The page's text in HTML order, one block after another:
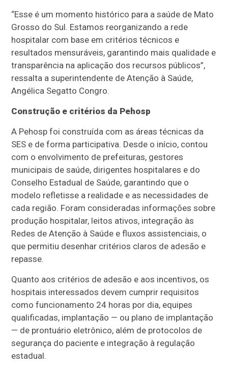
“Esse é um momento histórico para a saúde de Mato
Grosso do Sul. Estamos reorganizando a rede
hospitalar com base em critérios técnicos e
resultados mensuráveis, garantindo mais qualidade e
transparência na aplicação dos recursos públicos”,
ressalta a superintendente de Atenção à Saúde,
Angélica Segatto Congro.
Construção e critérios da Pehosp
A Pehosp foi construída com as áreas técnicas da
SES e de forma participativa. Desde o início, contou
com o envolvimento de prefeituras, gestores
municipais de saúde, dirigentes hospitalares e do
Conselho Estadual de Saúde, garantindo que o
modelo refletisse a realidade e as necessidades de
cada região. Foram consideradas informações sobre
produção hospitalar, leitos ativos, integração às
Redes de Atenção à Saúde e fluxos assistenciais, o
que permitiu desenhar critérios claros de adesão e
repasse.
Quanto aos critérios de adesão e aos incentivos, os
hospitais interessados devem cumprir requisitos
como funcionamento 24 horas por dia, equipes
qualificadas, implantação — ou plano de implantação
— de prontuário eletrônico, além de protocolos de
segurança do paciente e integração à regulação
estadual.